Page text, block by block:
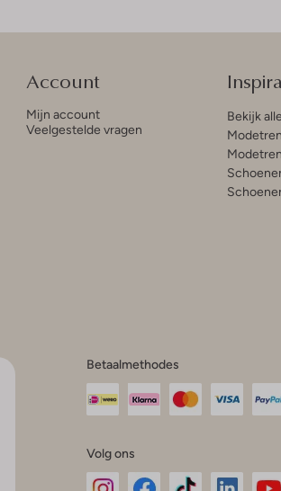
Account
Mijn account
Veelgestelde vragen
Bekijk
Betaalmethodes
Volg ons